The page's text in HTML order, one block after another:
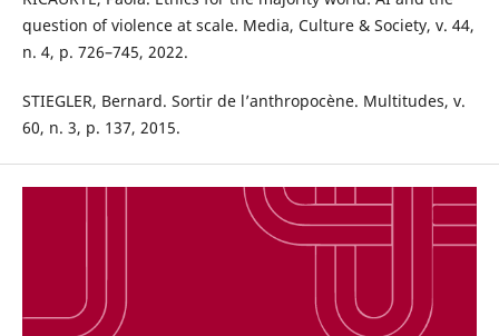
question of violence at scale. Media, Culture & Society, v. 44,
n. 4, p. 726–745, 2022.
STIEGLER, Bernard. Sortir de l’anthropocène. Multitudes, v.
60, n. 3, p. 137, 2015.